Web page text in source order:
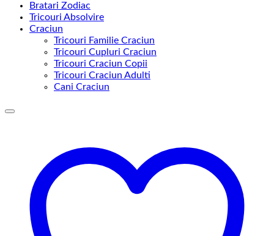
Bratari Zodiac
Tricouri Absolvire
Craciun
Tricouri Familie Craciun
Tricouri Cupluri Craciun
Tricouri Craciun Copii
Tricouri Craciun Adulti
Cani Craciun